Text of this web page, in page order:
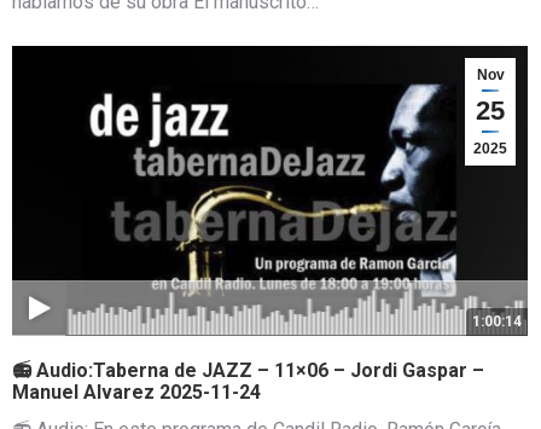
Nov
25
2025
1:00:14
📻 Audio:Taberna de JAZZ – 11×06 – Jordi Gaspar –
Manuel Alvarez 2025-11-24